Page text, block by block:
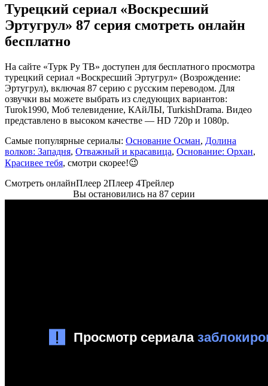
Турецкий сериал «Воскресший
Эртугрул» 87 серия смотреть онлайн
бесплатно
На сайте «Турк Ру ТВ» доступен для бесплатного просмотра
турецкий сериал «Воскресший Эртугрул» (Возрождение:
Эртугрул), включая 87 серию с русским переводом. Для
озвучки вы можете выбрать из следующих вариантов:
Turok1990, Моб телевидение, КАйЛЫ, TurkishDrama. Видео
представлено в высоком качестве — HD 720p и 1080p.
Самые популярные сериалы: Основание Осман, Долина
волков: Западня, Отважный и красавица, Основание: Орхан,
Красивее тебя, смотри скорее!😉
Смотреть онлайнПлеер 2Плеер 4Трейлер
Вы остановились на 87 серии